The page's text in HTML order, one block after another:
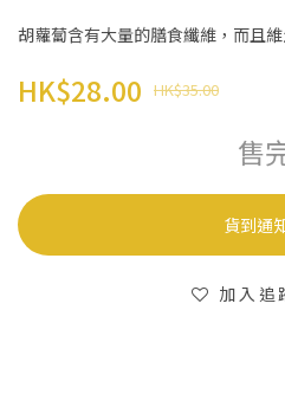
胡蘿蔔含有大量的膳食纖維，而且
HK$35.00
HK$28.00
售
貨到通
加入追